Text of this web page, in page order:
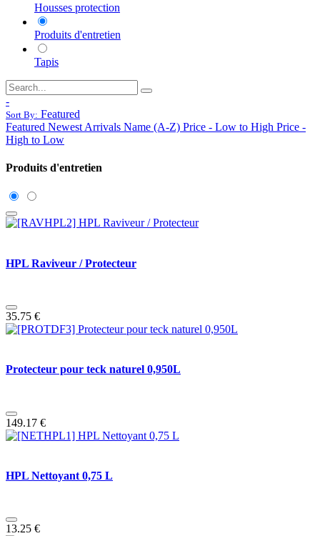
Housses protection
Produits d'entretien
Tapis
-
Sort By: Featured
Featured Newest Arrivals Name (A-Z) Price - Low to High Price -
High to Low
Produits d'entretien
HPL Raviveur / Protecteur
35.75 €
Protecteur pour teck naturel 0,950L
149.17 €
HPL Nettoyant 0,75 L
13.25 €